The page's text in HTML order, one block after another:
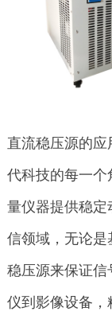
直流稳压源的
代科技的每一个
量仪器提供稳定
信领域，无论
稳压源来保证信
仪到影像设备，